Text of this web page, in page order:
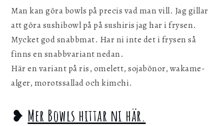
Man kan göra bowls på precis vad man vill. Jag gillar
att göra sushibowl på på sushiris jag har i frysen.
Mycket god snabbmat. Har ni inte det i frysen så
finns en snabbvariant nedan.
Här en variant på ris, omelett, sojabönor, wakame-
alger, morotssallad och kimchi.
❥ Mer Bowls hittar ni här.